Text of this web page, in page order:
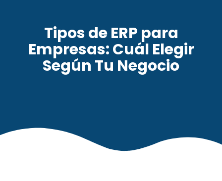
Tipos de ERP para
Empresas: Cuál Elegir
Según Tu Negocio